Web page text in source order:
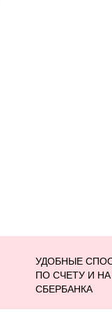
УДОБНЫЕ
ПО СЧЕТУ И НА
СБЕРБАНКА